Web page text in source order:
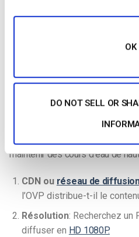
OK
DO NOT SELL OR
fournissent également d’autres
monétisation
Il y a trois caractéristiques à
maintenir des cours d’eau de
CDN ou réseau de
l’OVP distribue-t-il le
Résolution: Recherchez un
diffuser en HD 1080P.